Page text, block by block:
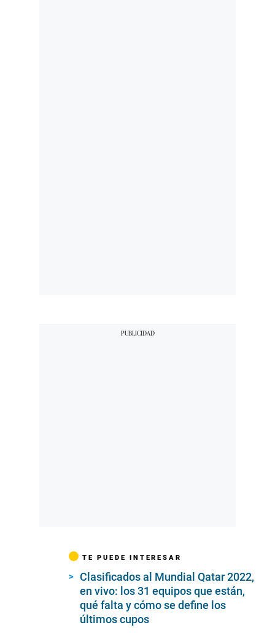
TE PUEDE INTERESAR
Clasificados al Mundial Qatar 2022,
en vivo: los 31 equipos que están,
qué falta y cómo se define los
últimos cupos